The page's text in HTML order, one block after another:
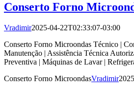
Conserto Forno
Vradimir2025-04-22T02:33:07-03:00
Conserto Forno Microondas Técnico |
Manutenção | Assistência Técnica
Preventiva | Máquinas de Lavar |
Conserto Forno MicroondasVradimir